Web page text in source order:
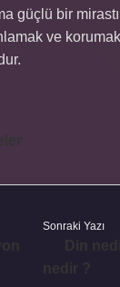
güçlü bir
ve
Sonraki Yazı